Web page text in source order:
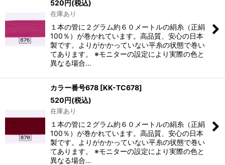
520 円(税込)
在庫あり
１本の管に２グラム約６０メートルの絹糸（正絹
100％）が巻かれています。高品質、安心の日本
製です。よりがかかっていない平糸の状態で巻い
てあります。 ※モニターの設定により実際の色と
異なる場合…
カラー番号678 [KK-TC678]
520円(税込)
在庫あり
１本の管に２グラム約６０メートルの絹糸（正絹
100％）が巻かれています。高品質、安心の日本
製です。よりがかかっていない平糸の状態で巻い
てあります。 ※モニターの設定により実際の色と
異なる場合…